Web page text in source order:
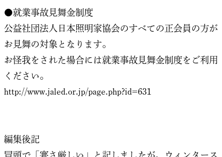
●就業事故見舞金制度
公益社団法人日本照明家協会のすべての正会員の方が
お見舞の対象となります。
お怪我をされた場合には就業事故見舞金制度をご利用
ください。
http://www.jaled.or.jp/page.php?id=631
編集後記
冒頭で「寒さ厳しい」と記しましたが、ウィンタース